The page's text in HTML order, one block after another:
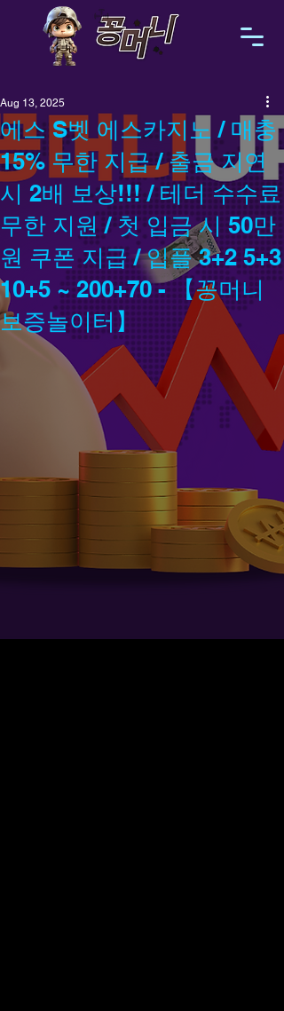
에스 S벳 에스카지노 / 매충
15% 무한 지급 / 출금 지연
시 2배 보상!!! / 테더 수수료
무한 지원 / 첫 입금 시 50만
원 쿠폰 지급 / 입플 3+2 5+3
10+5 ~ 200+70 - 【꽁머니
보증놀이터】
Aug 13, 2025